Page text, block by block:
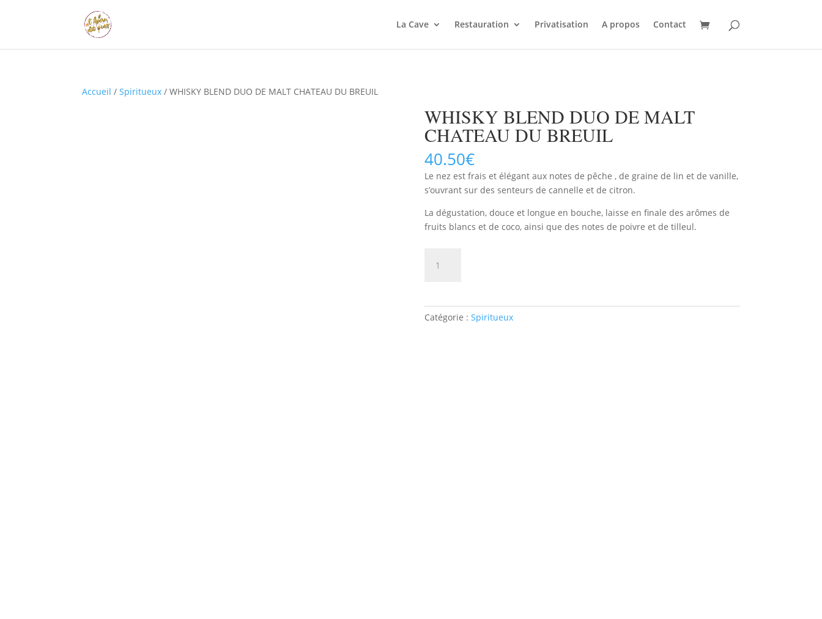
La Cave Restauration Privatisation A propos Contact
Accueil /Spiritueux / WHISKY BLEND DUO DE MALT CHATEAU DU BREUIL
WHISKY BLEND DUO DE MALT
CHATEAU DU BREUIL
40.50€
Le nez est frais et élégant aux notes de pêche , de graine de lin et de vanille,
s’ouvrant sur des senteurs de cannelle et de citron.
La dégustation, douce et longue en bouche, laisse en finale des arômes de
fruits blancs et de coco, ainsi que des notes de poivre et de tilleul.
DUO
Catégorie : Spiritueux